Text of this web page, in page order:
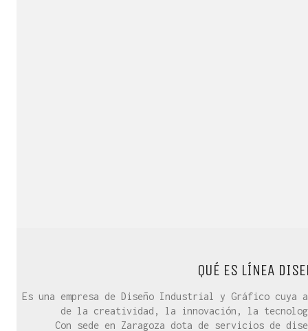
QUÉ ES LÍNEA
Es una empresa de Diseño Industrial y Gráfico
de la creatividad, la innovación, la
Con sede en Zaragoza dota de servicios de